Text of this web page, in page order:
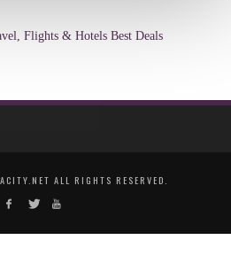
Flights & Hotels Best Deals
ALL RIGHTS RESERVED.